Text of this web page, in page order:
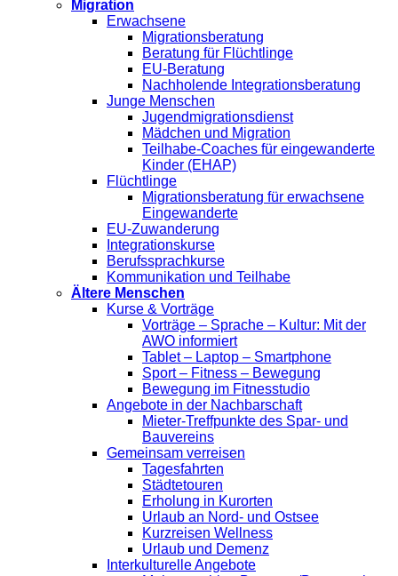
Migration
Erwachsene
Migrationsberatung
Beratung für Flüchtlinge
EU-Beratung
Nachholende Integrationsberatung
Junge Menschen
Jugendmigrationsdienst
Mädchen und Migration
Teilhabe-Coaches für eingewanderte
Kinder (EHAP)
Flüchtlinge
Migrationsberatung für erwachsene
Eingewanderte
EU-Zuwanderung
Integrationskurse
Berufssprachkurse
Kommunikation und Teilhabe
Ältere Menschen
Kurse & Vorträge
Vorträge – Sprache – Kultur: Mit der
AWO informiert
Tablet – Laptop – Smartphone
Sport – Fitness – Bewegung
Bewegung im Fitnesstudio
Angebote in der Nachbarschaft
Mieter-Treffpunkte des Spar- und
Bauvereins
Gemeinsam verreisen
Tagesfahrten
Städtetouren
Erholung in Kurorten
Urlaub an Nord- und Ostsee
Kurzreisen Wellness
Urlaub und Demenz
Interkulturelle Angebote